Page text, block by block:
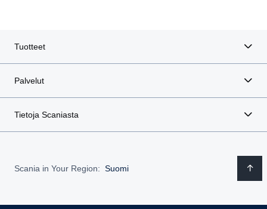
Tuotteet
Palvelut
Tietoja Scaniasta
Scania in Your Region: Suomi